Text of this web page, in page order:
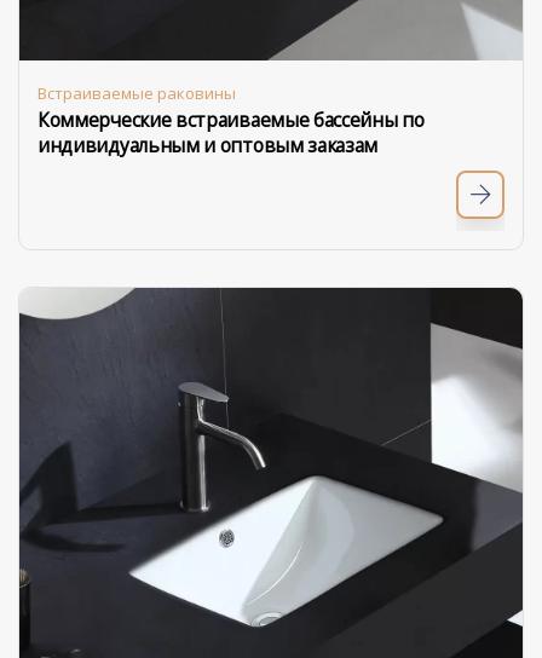
Встраиваемые раковины
Коммерческие встраиваемые бассейны по
индивидуальным и оптовым заказам